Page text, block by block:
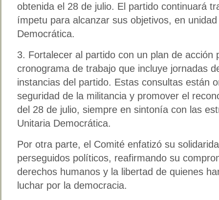
obtenida el 28 de julio. El partido continuará
ímpetu para alcanzar sus objetivos, en
Democrática.
3. ⁠Fortalecer al partido con un plan de acción
cronograma de trabajo que incluye jornadas
instancias del partido. Estas consultas están
seguridad de la militancia y promover el
del 28 de julio, siempre en sintonía con las
Unitaria Democrática.
Por otra parte, el Comité enfatizó su
perseguidos políticos, reafirmando su
derechos humanos y la libertad de quienes
luchar por la democracia.